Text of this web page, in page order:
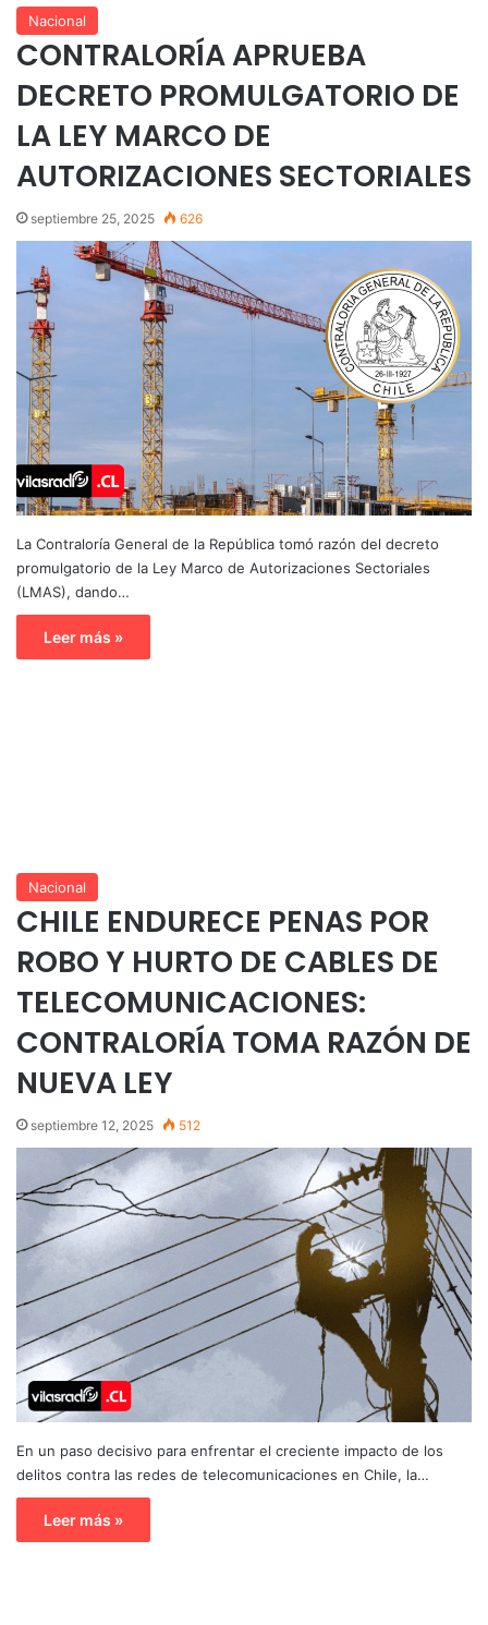
Nacional
CONTRALORÍA APRUEBA
DECRETO PROMULGATORIO DE
LA LEY MARCO DE
AUTORIZACIONES SECTORIALES
septiembre 25, 2025 626
La Contraloría General de la República tomó razón del decreto
promulgatorio de la Ley Marco de Autorizaciones Sectoriales
(LMAS), dando…
Leer más »
Nacional
CHILE ENDURECE PENAS POR
ROBO Y HURTO DE CABLES DE
TELECOMUNICACIONES:
CONTRALORÍA TOMA RAZÓN DE
NUEVA LEY
septiembre 12, 2025 512
En un paso decisivo para enfrentar el creciente impacto de los
delitos contra las redes de telecomunicaciones en Chile, la…
Leer más »